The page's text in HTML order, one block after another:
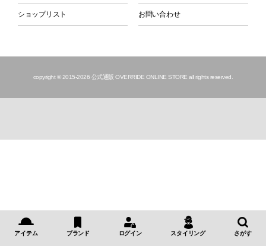
ショップリスト お問い合わせ
copyright © 2015-2026 公式通販 OVERRIDE ONLINE STORE all rights reserved.
アイテム ブランド ログイン スタイリング さがす